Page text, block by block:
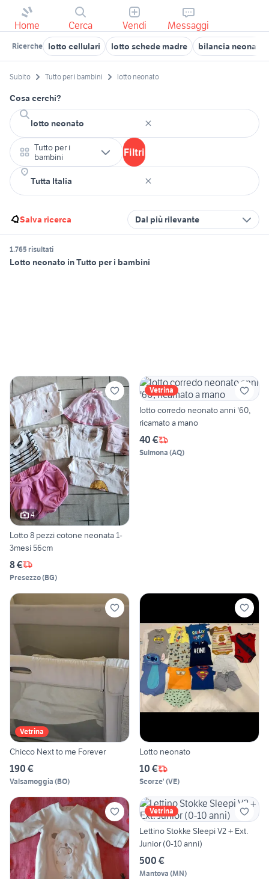
Home Cerca Vendi Messaggi
Ricerche lotto cellulari lotto schede madre bilancia neonati
Subito Tutto per i bambini lotto neonato
Cosa cerchi?
Tutto per i
bambini
Filtri
Salva ricerca Dal più rilevante
1.765 risultati
Lotto neonato in Tutto per i bambini
4
Lotto 8 pezzi cotone neonata 1-
3mesi 56cm
8 €
Presezzo(BG)
Vetrina
lotto corredo neonato anni '60,
ricamato a mano
40 €
Sulmona (AQ)
Vetrina
Chicco Next to me Forever
190 €
Valsamoggia (BO)
Lotto neonato
10 €
Scorze' (VE)
Vetrina
Lettino Stokke Sleepi V2 + Ext.
Junior (0-10 anni)
500 €
Mantova (MN)